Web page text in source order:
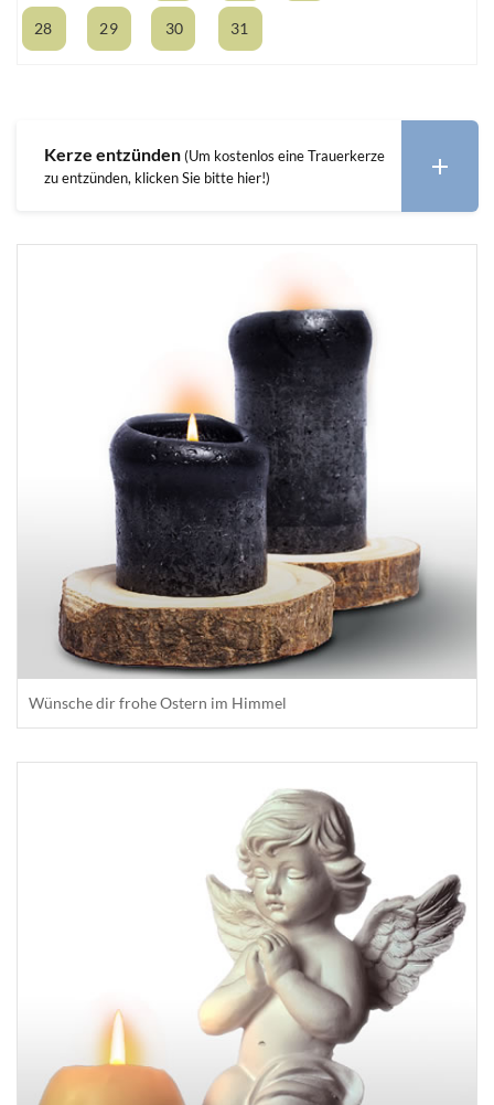
28 29 30 31
Kerze entzünden (Um kostenlos eine Trauerkerze
zu entzünden, klicken Sie bitte hier!)
Wünsche dir frohe Ostern im Himmel